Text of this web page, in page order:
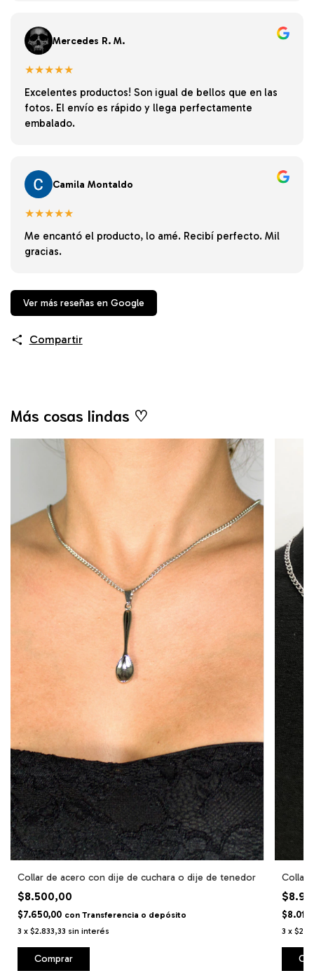
Mercedes R. M.
★★★★★
Excelentes productos! Son igual de bellos que en las
fotos. El envío es rápido y llega perfectamente
embalado.
Camila Montaldo
★★★★★
Me encantó el producto, lo amé. Recibí perfecto. Mil
gracias.
Ver más reseñas en Google
Compartir
Más cosas lindas ♡
Collar de acero con dije de cuchara o dije de tenedor
$8.500,00
$7.650,00 con Transferencia o depósito
3 x $2.833,33 sin interés
Comprar
Collar
3 x